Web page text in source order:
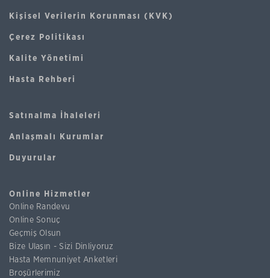
Kişisel Verilerin Korunması (KVK)
Çerez Politikası
Kalite Yönetimi
Hasta Rehberi
Satınalma İhaleleri
Anlaşmalı Kurumlar
Duyurular
Online Hizmetler
Online Randevu
Online Sonuç
Geçmiş Olsun
Bize Ulaşın - Sizi Dinliyoruz
Hasta Memnuniyet Anketleri
Broşürlerimiz